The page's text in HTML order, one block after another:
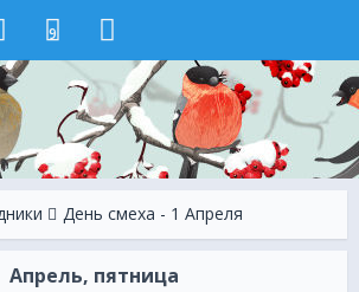
9
День смеха - 1 Апреля
Апрель, пятница